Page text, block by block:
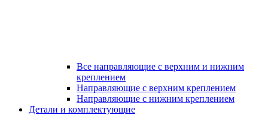
Все направляющие с верхним и нижним
креплением
Направляющие с верхним креплением
Направляющие с нижним креплением
Детали и комплектующие